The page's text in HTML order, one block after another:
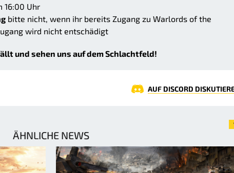
16:00 Uhr
bitte nicht, wenn ihr bereits Zugang zu Warlords of the
wird nicht entschädigt
und sehen uns auf dem Schlachtfeld!
AUF DISCORD
ÄHNLICHE NEWS